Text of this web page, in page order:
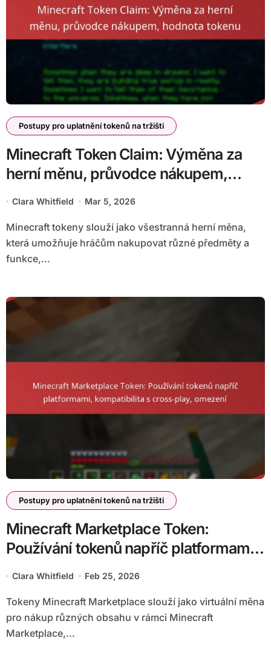
Postupy pro uplatnění tokenů na tržišti
Minecraft Token Claim: Výměna za
herní měnu, průvodce nákupem,
hodnota tokenu
Clara Whitfield Mar 5, 2026
Minecraft tokeny slouží jako všestranná herní měna,
která umožňuje hráčům nakupovat různé předměty a
funkce,...
Postupy pro uplatnění tokenů na tržišti
Minecraft Marketplace Token:
Používání tokenů napříč platformami,
kompatibilita s cross-play, omezení
Clara Whitfield Feb 25, 2026
Tokeny Minecraft Marketplace slouží jako virtuální měna
pro nákup různých obsahu v rámci Minecraft
Marketplace,...